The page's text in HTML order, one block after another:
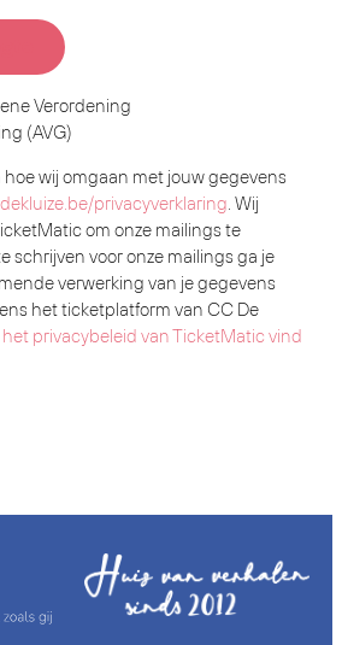
Verordening
(AVG)
wij omgaan met jouw gegevens
privacyverklaring. Wij
om onze mailings te
schrijven voor onze mailings ga je
verwerking van je gegevens
het ticketplatform van CC De
privacybeleid van TicketMatic vind